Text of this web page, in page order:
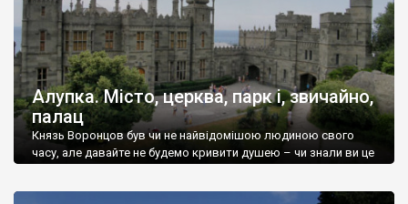
Алупка. Місто, церква, парк і, звичайно,
палац
Князь Воронцов був чи не найвідомішою людиною свого
часу, але давайте не будемо кривити душею – чи знали ви це